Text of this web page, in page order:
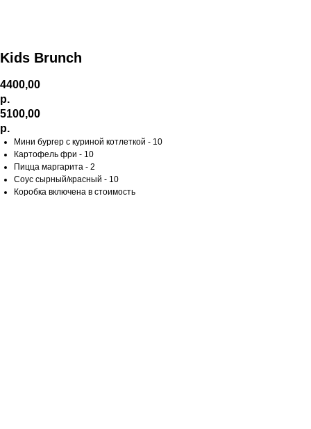
Kids Brunch
4400,00
р.
5100,00
р.
Мини бургер с куриной котлеткой - 10
Картофель фри - 10
Пицца маргарита - 2
Соус сырный/красный - 10
Коробка включена в стоимость